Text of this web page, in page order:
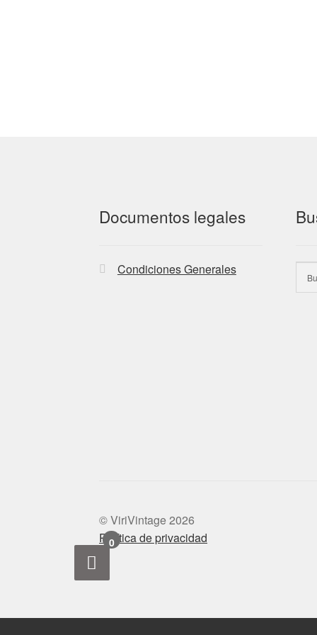
Documentos legales
Condiciones Generales
© ViriVintage 2026
Política de privacidad
0